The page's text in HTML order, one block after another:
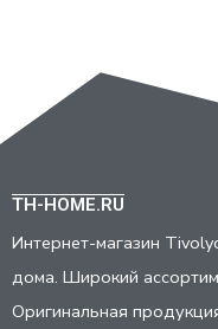
TH-HOME.RU
Интернет-магазин
дома. Широкий
Оригинальная